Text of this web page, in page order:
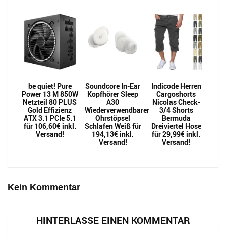
be quiet! Pure
Power 13 M 850W
Netzteil 80 PLUS
Gold Effizienz
ATX 3.1 PCIe 5.1
für 106,60€ inkl.
Versand!
Soundcore In-Ear
Kopfhörer Sleep
A30
Wiederverwendbarer
Ohrstöpsel
Schlafen Weiß für
194,13€ inkl.
Versand!
Indicode Herren
Cargoshorts
Nicolas Check-
3/4 Shorts
Bermuda
Dreiviertel Hose
für 29,99€ inkl.
Versand!
Kein Kommentar
HINTERLASSE EINEN KOMMENTAR